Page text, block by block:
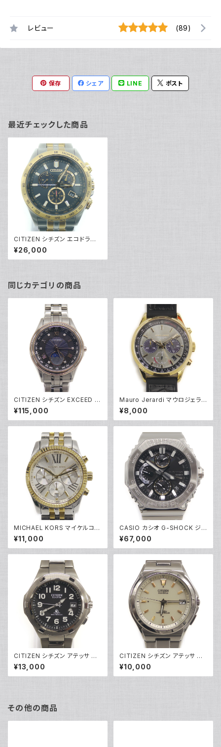
レビュー (89)
保存 シェア LINE ポスト
最近チェックした商品
CITIZEN シチズン エコドライ
ブ 電波時計 クロノグラフ CB58
75-97E ソーラー 黒文字盤 Y0
4116
¥26,000
同じカテゴリの商品
CITIZEN シチズン EXCEED エ
コドライブ 電波時計 ダイレクト
フライト 限定モデル EE1016-6
6F ソーラー Y05212
¥115,000
Mauro Jerardi マウロジェラル
ディ ソーラー クロノグラフ 腕時
計 MJ063-5 グレー文字盤 Y0
5271
¥8,000
MICHAEL KORS マイケルコー
ス クォーツ クロノグラフ 腕時計
銀文字盤 MK5955 Y05269
¥11,000
CASIO カシオ G-SHOCK ジ
ーショック GMC-B2100D-1AJ
F フルメタルクロノグラフ ソーラ
ー電波時計 モバイルリンク 黒
¥67,000
CITIZEN シチズン アテッサ エ
コドライブ ソーラー 電波時計 H
410-T003967 黒文字盤 Y05
270
¥13,000
CITIZEN シチズン アテッサ エ
コドライブ ソーラー 電波時計 H
110-T011331 白文字盤 Y052
79
¥10,000
その他の商品